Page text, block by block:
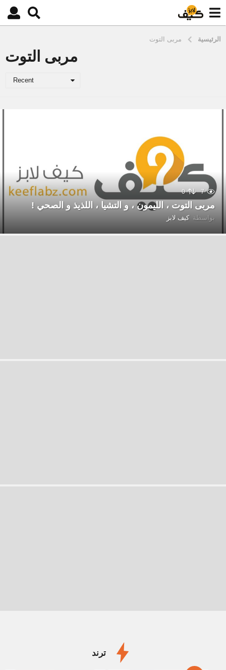
الرئيسية مربى التوت
مربى التوت
Recent
7
0
مربى التوت ، الليمون ، و التشيا ، اللذيذ و الصحي !
بواسطة كيف لابز
ترند